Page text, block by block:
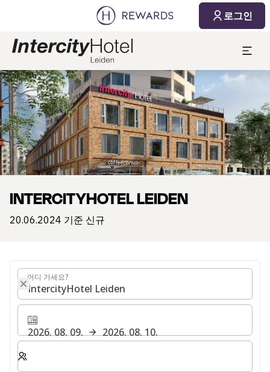
로그인
슬라이드 1 의 1
INTERCITYHOTEL LEIDEN
20.06.2024 기준 신규
2026. 08. 10.
어디 가세요?
어디 가세요?
2026. 08. 09.
2026. 08. 10.
숙박할 객실 및 게스트 수 선택